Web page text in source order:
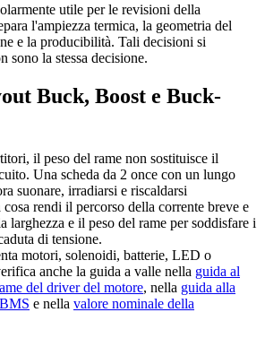
utile per le revisioni della
l'ampiezza termica, la geometria del
e la producibilità. Tali decisioni si
sono la stessa decisione.
Buck, Boost e Buck-
il peso del rame non sostituisce il
Una scheda da 2 once con un lungo
suonare, irradiarsi e riscaldarsi
cosa rendi il percorso della corrente breve e
larghezza e il peso del rame per soddisfare i
di tensione.
motori, solenoidi, batterie, LED o
anche la guida a valle nella guida al
del driver del motore, nella guida alla
e nella valore nominale della